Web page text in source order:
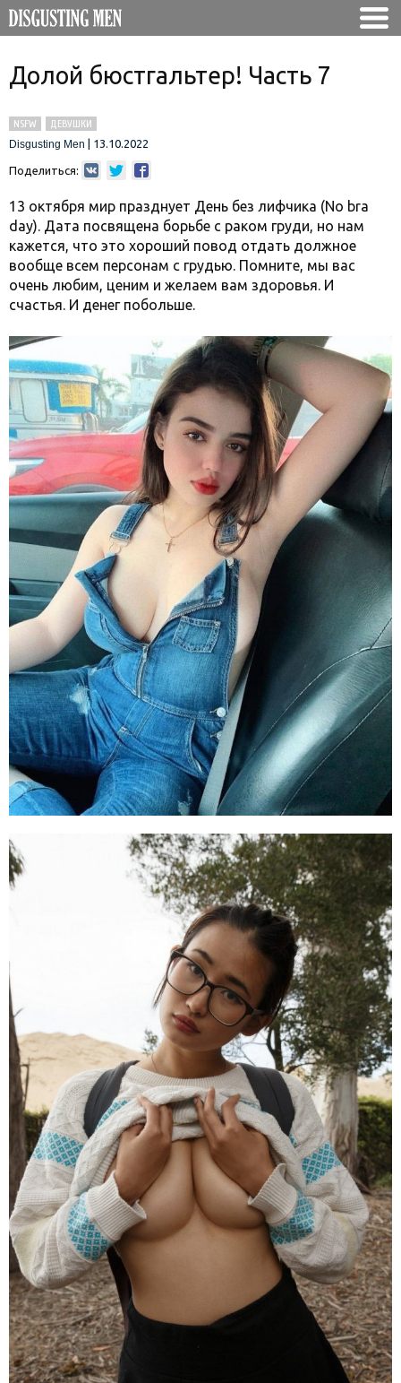
Долой бюстгальтер! Часть 7
NSFW
ДЕВУШКИ
Disgusting Men
13.10.2022
Поделиться:
13 октября мир празднует День без лифчика (No bra
day). Дата посвящена борьбе с раком груди, но нам
кажется, что это хороший повод отдать должное
вообще всем персонам с грудью. Помните, мы вас
очень любим, ценим и желаем вам здоровья. И
счастья. И денег побольше.